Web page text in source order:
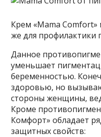
Крем «Mama
же для профилактики
Данное
уменьшает
беременностью.
здоровью, но
стороны женщины,
Кроме
Комфорт» обладает
защитных свойств: